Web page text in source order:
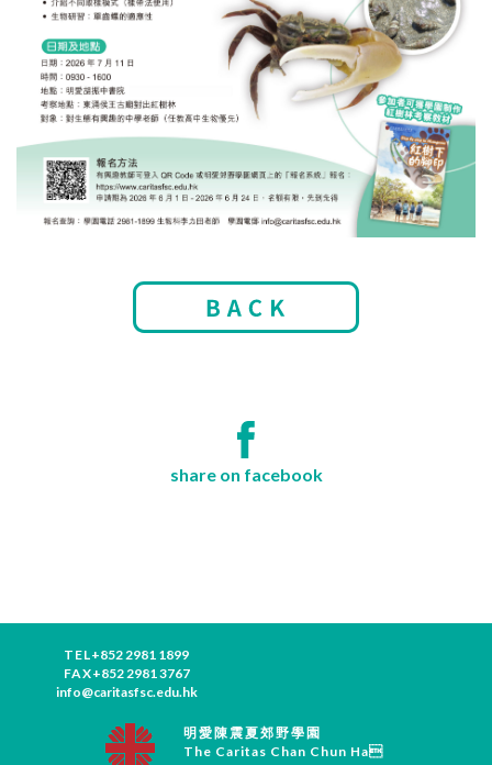
share on facebook
TEL+852 2981 1899
FAX+852 2981 3767
info@caritasfsc.edu.hk
明愛陳震夏郊野學園
The Caritas Chan Chun Ha